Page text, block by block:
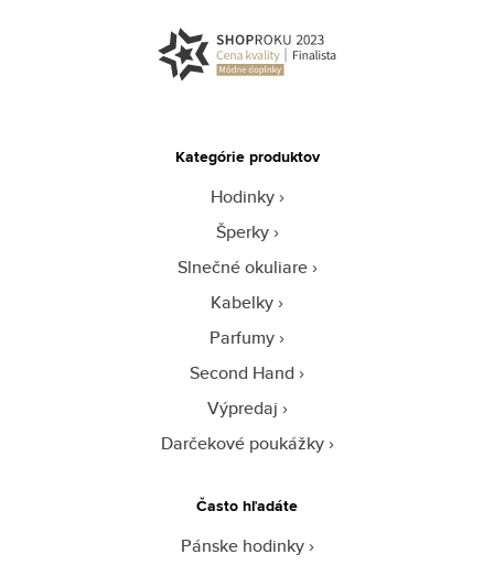
Kategórie produktov
Hodinky
Šperky
Slnečné okuliare
Kabelky
Parfumy
Second Hand
Výpredaj
Darčekové poukážky
Často hľadáte
Pánske hodinky